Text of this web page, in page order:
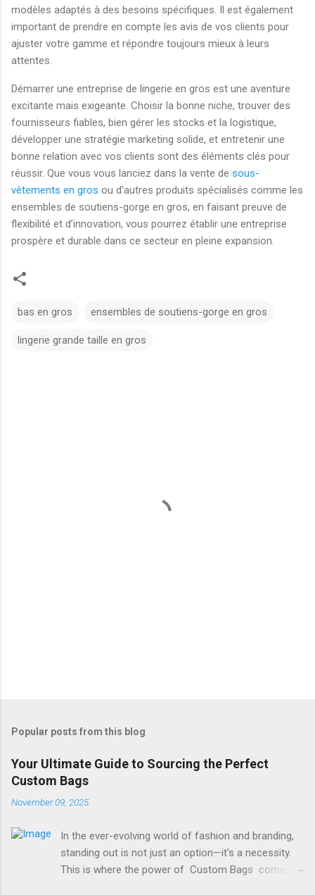
modèles adaptés à des besoins spécifiques. Il est également
important de prendre en compte les avis de vos clients pour
ajuster votre gamme et répondre toujours mieux à leurs
attentes.
Démarrer une entreprise de lingerie en gros est une aventure
excitante mais exigeante. Choisir la bonne niche, trouver des
fournisseurs fiables, bien gérer les stocks et la logistique,
développer une stratégie marketing solide, et entretenir une
bonne relation avec vos clients sont des éléments clés pour
réussir. Que vous vous lanciez dans la vente de sous-
vêtements en gros ou d’autres produits spécialisés comme les
ensembles de soutiens-gorge en gros, en faisant preuve de
flexibilité et d’innovation, vous pourrez établir une entreprise
prospère et durable dans ce secteur en pleine expansion.
bas en gros ensembles de soutiens-gorge en gros
lingerie grande taille en gros
Popular posts from this blog
Your Ultimate Guide to Sourcing the Perfect
Custom Bags
November 09, 2025
In the ever-evolving world of fashion and branding,
standing out is not just an option—it's a necessity.
This is where the power of Custom Bags comes